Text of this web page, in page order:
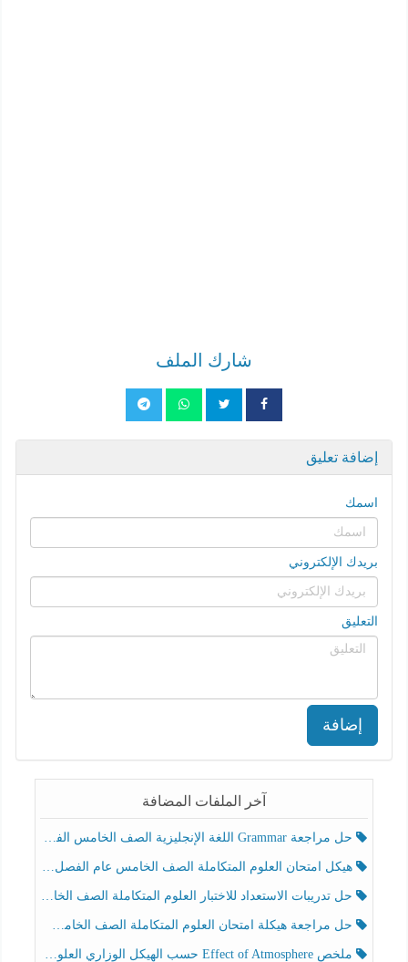
شارك الملف
إضافة تعليق
اسمك
بريدك الإلكتروني
التعليق
إضافة
آخر الملفات المضافة
حل مراجعة Grammar اللغة الإنجليزية الصف الخامس الفصل الثالث
هيكل امتحان العلوم المتكاملة الصف الخامس عام الفصل الدراسي الثالث 2025-2026
حل تدريبات الاستعداد للاختبار العلوم المتكاملة الصف الخامس عام الفصل الثالث
حل مراجعة هيكلة امتحان العلوم المتكاملة الصف الخامس انسبير الفصل الثالث
ملخص Effect of Atmosphere حسب الهيكل الوزاري العلوم المتكاملة الصف الخامس انسبير الفصل الثالث